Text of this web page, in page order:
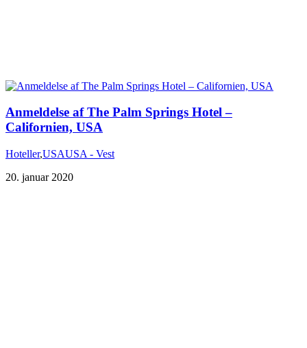
Anmeldelse af The Palm Springs Hotel –
Californien, USA
Hoteller,USAUSA - Vest
20. januar 2020